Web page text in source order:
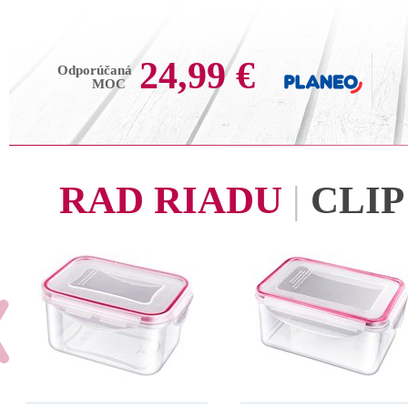
Odporúčaná
MOC
24,99 €
RAD RIADU | CLIP